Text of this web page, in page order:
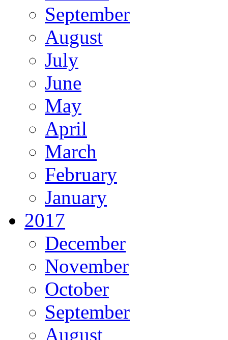
September
August
July
June
May
April
March
February
January
2017
December
November
October
September
August